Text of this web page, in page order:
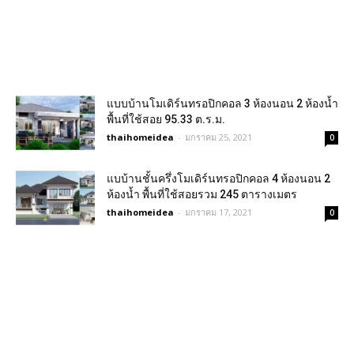
แบบบ้านโมเดิร์นทรอปิกคอล 3 ห้องนอน 2 ห้องน้ำ
พื้นที่ใช้สอย 95.33 ต.ร.ม.
thaihomeidea - มกราคม 25, 2021 0
แบบ้านชั้นครึ่งโมเดิร์นทรอปิกคอล 4 ห้องนอน 2
ห้องน้ำ พื้นที่ใช้สอยรวม 245 ตารางเมตร
thaihomeidea - มกราคม 17, 2021 0